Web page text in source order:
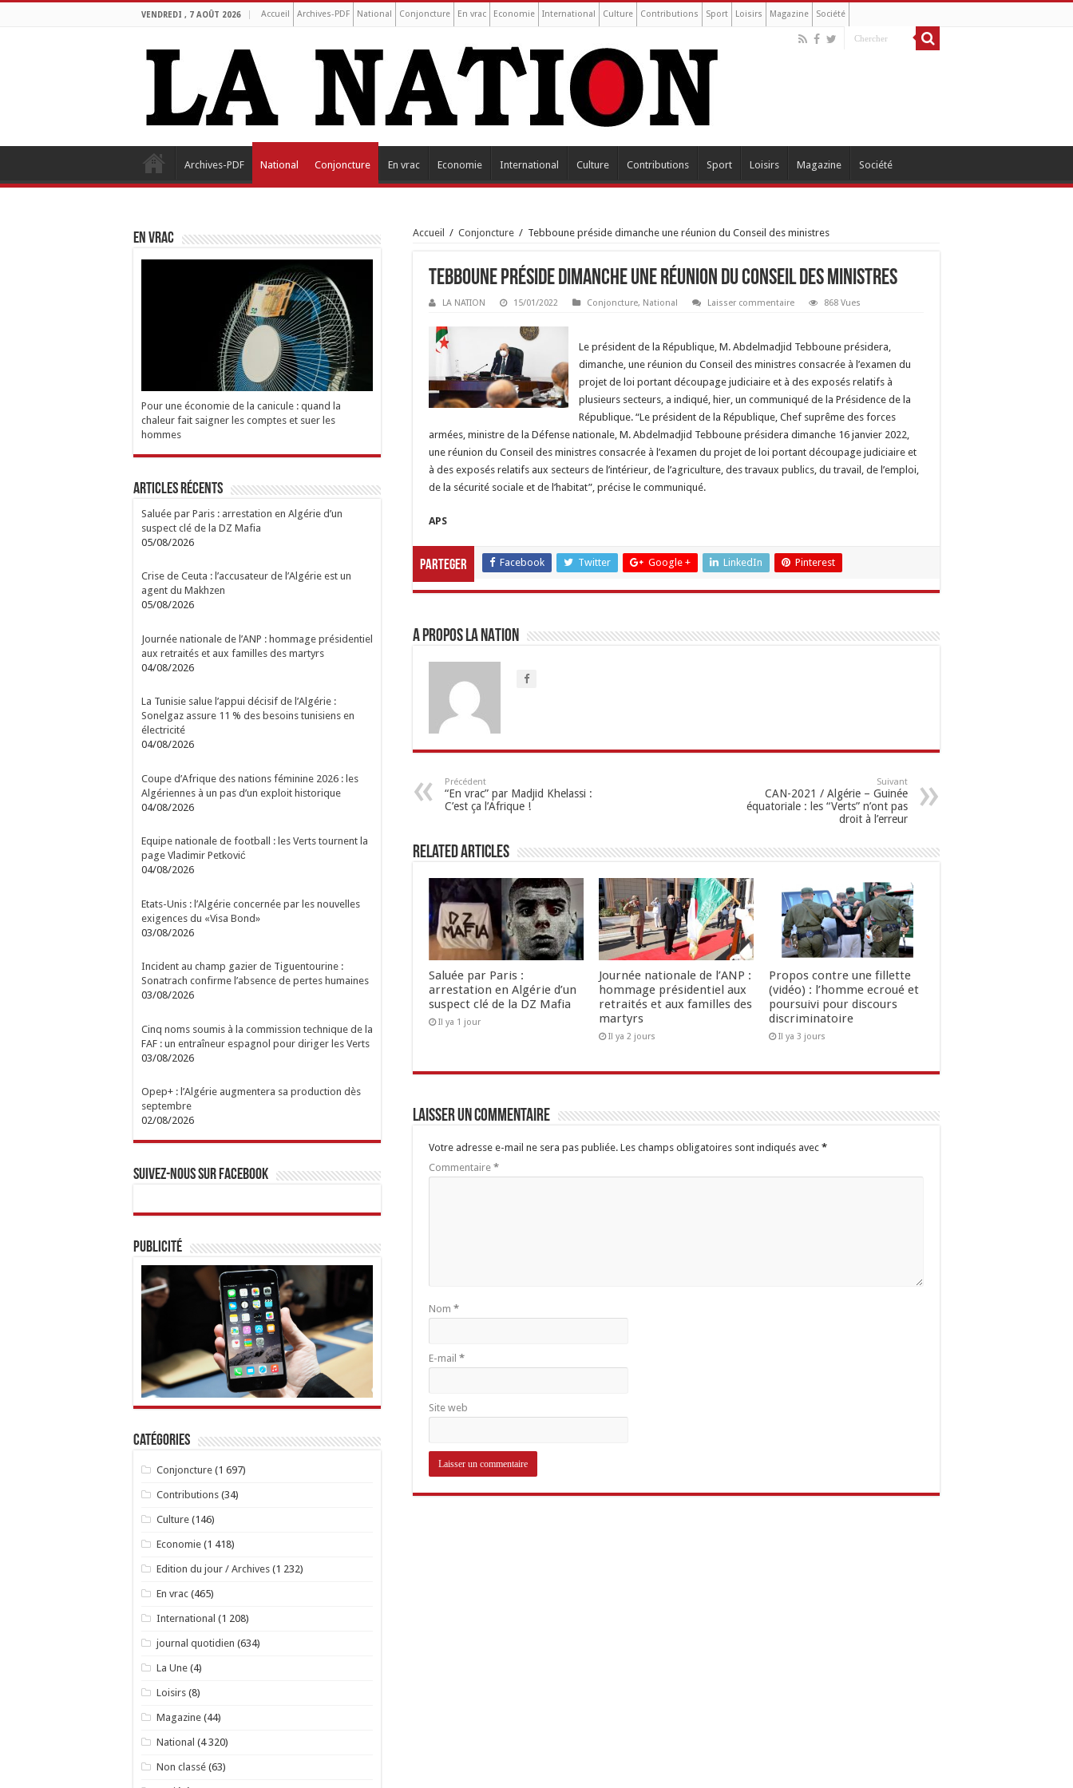
VENDREDI , 7 AOÛT 2026 Accueil Archives-PDF National Conjoncture En vrac Economie International Culture Contributions Sport Loisirs Magazine Société
Archives-PDF National Conjoncture En vrac Economie International Culture Contributions Sport Loisirs Magazine Société
Accueil / Conjoncture / Tebboune préside dimanche une réunion du Conseil des ministres
Tebboune préside dimanche une réunion du Conseil des ministres
LA NATION 15/01/2022 Conjoncture, National Laisser commentaire 868 Vues
Le président de la République, M. Abdelmadjid Tebboune présidera,
dimanche, une réunion du Conseil des ministres consacrée à l’examen du
projet de loi portant découpage judiciaire et à des exposés relatifs à
plusieurs secteurs, a indiqué, hier, un communiqué de la Présidence de la
République. “Le président de la République, Chef suprême des forces
armées, ministre de la Défense nationale, M. Abdelmadjid Tebboune présidera dimanche 16 janvier 2022,
une réunion du Conseil des ministres consacrée à l’examen du projet de loi portant découpage judiciaire et
à des exposés relatifs aux secteurs de l’intérieur, de l’agriculture, des travaux publics, du travail, de l’emploi,
de la sécurité sociale et de l’habitat”, précise le communiqué.
APS
Parteger Facebook Twitter Google + LinkedIn Pinterest
A propos LA NATION
Précédent
“En vrac” par Madjid Khelassi :
C’est ça l’Afrique !
Suivant
CAN-2021 / Algérie – Guinée
équatoriale : les “Verts” n’ont pas
droit à l’erreur
Related Articles
Saluée par Paris :
arrestation en Algérie d’un
suspect clé de la DZ Mafia
Il ya 1 jour
Journée nationale de l’ANP :
hommage présidentiel aux
retraités et aux familles des
martyrs
Il ya 2 jours
Propos contre une fillette
(vidéo) : l’homme ecroué et
poursuivi pour discours
discriminatoire
Il ya 3 jours
Laisser un commentaire
Votre adresse e-mail ne sera pas publiée. Les champs obligatoires sont indiqués avec *
Commentaire *
Nom *
E-mail *
Site web
EN VRAC
Pour une économie de la canicule : quand la
chaleur fait saigner les comptes et suer les
hommes
Articles Récents
Saluée par Paris : arrestation en Algérie d’un
suspect clé de la DZ Mafia
05/08/2026
Crise de Ceuta : l’accusateur de l’Algérie est un
agent du Makhzen
05/08/2026
Journée nationale de l’ANP : hommage présidentiel
aux retraités et aux familles des martyrs
04/08/2026
La Tunisie salue l’appui décisif de l’Algérie :
Sonelgaz assure 11 % des besoins tunisiens en
électricité
04/08/2026
Coupe d’Afrique des nations féminine 2026 : les
Algériennes à un pas d’un exploit historique
04/08/2026
Equipe nationale de football : les Verts tournent la
page Vladimir Petković
04/08/2026
Etats-Unis : l’Algérie concernée par les nouvelles
exigences du «Visa Bond»
03/08/2026
Incident au champ gazier de Tiguentourine :
Sonatrach confirme l’absence de pertes humaines
03/08/2026
Cinq noms soumis à la commission technique de la
FAF : un entraîneur espagnol pour diriger les Verts
03/08/2026
Opep+ : l’Algérie augmentera sa production dès
septembre
02/08/2026
Suivez-nous sur Facebook
Publicité
Catégories
Conjoncture(1 697)
Contributions(34)
Culture(146)
Economie(1 418)
Edition du jour / Archives(1 232)
En vrac(465)
International (1 208)
journal quotidien (634)
La Une(4)
Loisirs(8)
Magazine(44)
National (4 320)
Non classé(63)